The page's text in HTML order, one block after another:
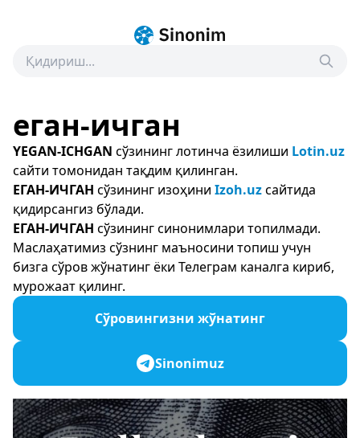
еган-ичган
YEGAN-ICHGAN сўзининг лотинча ёзилиши Lotin.uz
сайти томонидан тақдим қилинган.
ЕГАН-ИЧГАН сўзининг изоҳини Izoh.uzсайтида
қидирсангиз бўлади.
ЕГАН-ИЧГАН сўзининг синонимлари топилмади.
Маслаҳатимиз сўзнинг маъносини топиш учун
бизга сўров жўнатинг ёки Телеграм каналга кириб,
мурожаат қилинг.
Сўровингизни жўнатинг
Sinonimuz